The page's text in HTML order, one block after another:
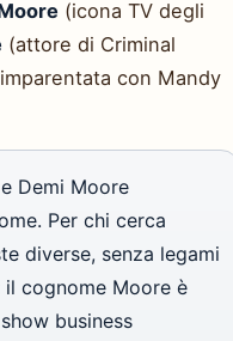
(icona TV degli
(attore di Criminal
con Mandy
Demi Moore
Per chi cerca
diverse, senza legami
cognome Moore è
business